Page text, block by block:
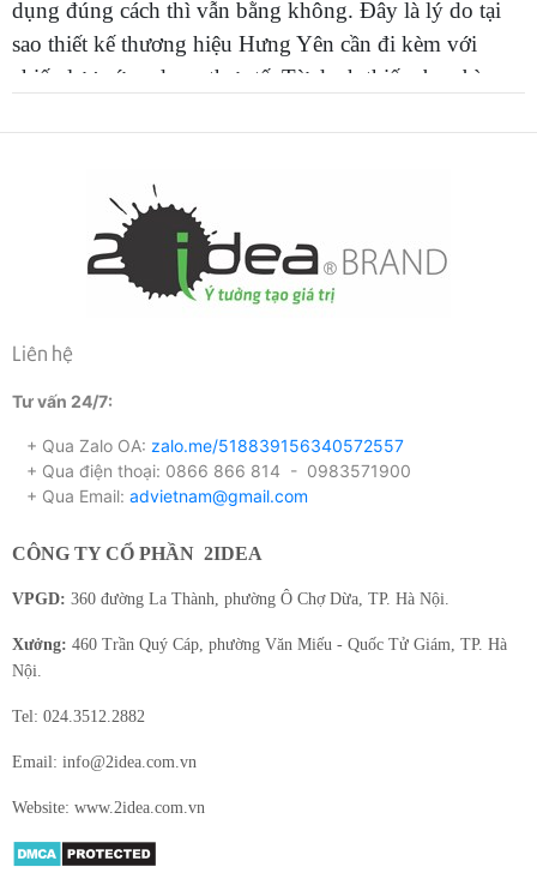
dụng đúng cách thì vẫn bằng không. Đây là lý do tại
sao thiết kế thương hiệu Hưng Yên cần đi kèm với
chiến lược ứng dụng thực tế: Từ danh thiếp, bao bì,
Liên hệ
Tư vấn 24/7:
+ Qua Zalo OA: zalo.me/518839156340572557
+ Qua điện thoại: 0866 866 814 - 0983571900
+ Qua Email: advietnam@gmail.com
CÔNG TY CỔ PHẦN 2IDEA
VPGD: 360 đường La Thành, phường Ô Chợ Dừa, TP. Hà Nội.
Xưởng: 460 Trần Quý Cáp, phường Văn Miếu - Quốc Tử Giám, TP. Hà
Nội.
Tel: 024.3512.2882
Email: info@2idea.com.vn
Website: www.2idea.com.vn